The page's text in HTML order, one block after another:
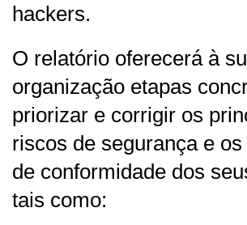
hackers.
O relatório oferecerá à
organização etapas
priorizar e corrigir os
riscos de segurança e
de conformidade dos
tais como: